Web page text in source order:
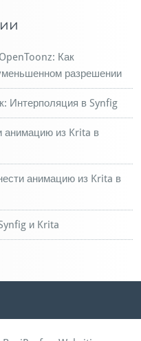
OpenToonz: Как
разрешении
Интерполяция в Synfig
анимацию из Krita в
анимацию из Krita в
и Krita